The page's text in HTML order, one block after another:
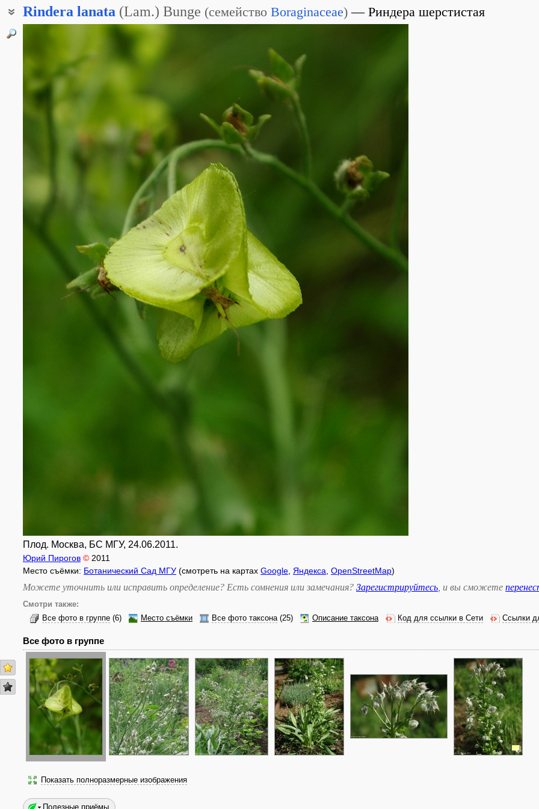
Rindera lanata (Lam.) Bunge (семейство Boraginaceae) Риндера шерстистая
Плод. Москва, БС МГУ, 24.06.2011.
Юрий Пирогов © 2011
Место съёмки: Ботанический Сад МГУ (смотреть на картах Google Яндекса OpenStreetMap)
Можете уточнить или исправить определение? Есть сомнения или замечания? Зарегистрируйтесь , и вы сможете
Смотри также:
Все фото в группе (6) Место съёмки Все фото таксона(25) Описание таксона Код для ссылки в Сети Ссылки
Все фото в группе
Показать полноразмерные изображения
Полезные приёмы